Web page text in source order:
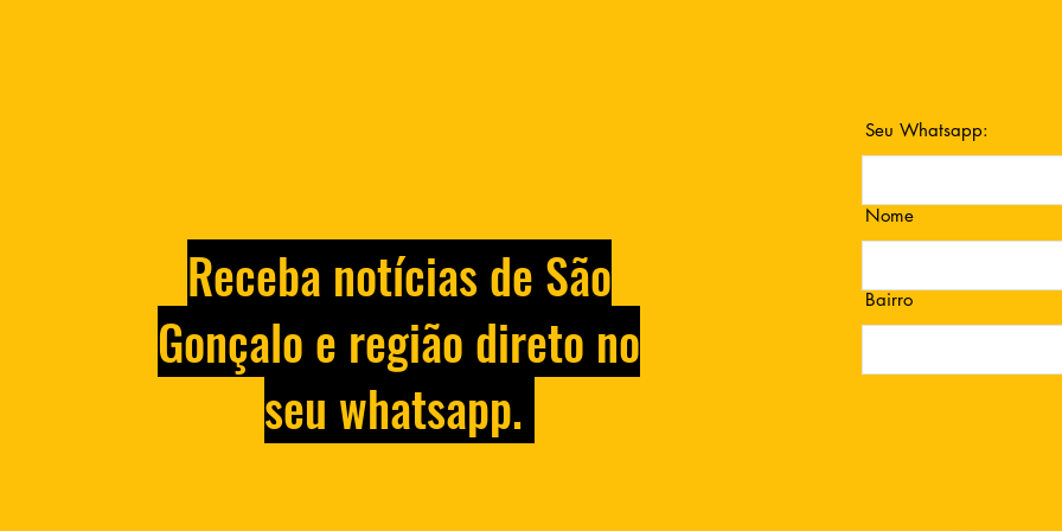
Receba notícias de São
Gonçalo e região direto no
seu whatsapp.
Seu Whatsapp:
Nome
Bairro